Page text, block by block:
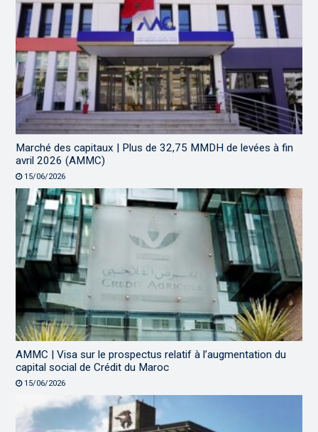
Marché des capitaux | Plus de 32,75 MMDH de levées à fin
avril 2026 (AMMC)
15/06/2026
AMMC | Visa sur le prospectus relatif à l’augmentation du
capital social de Crédit du Maroc
15/06/2026